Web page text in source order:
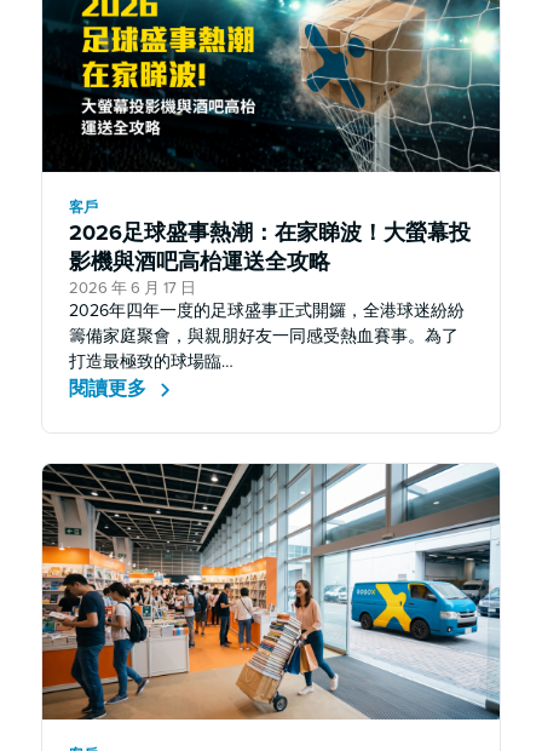
客戶
2026足球盛事熱潮：在家睇波！大螢幕投
影機與酒吧高枱運送全攻略
2026 年 6 月 17 日
2026年四年一度的足球盛事正式開鑼，全港球迷紛紛
籌備家庭聚會，與親朋好友一同感受熱血賽事。為了
打造最極致的球場臨…
閱讀更多